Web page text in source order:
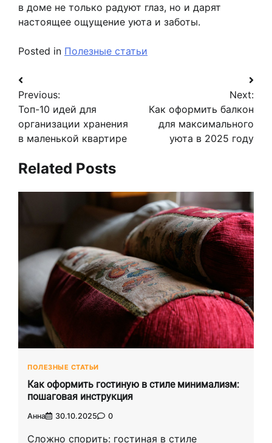
в доме не только радуют глаз, но и дарят
настоящее ощущение уюта и заботы.
Posted in Полезные статьи
Навигация
по
записям
Previous:
Топ-10 идей для
организации хранения
в маленькой квартире
Next:
Как оформить балкон
для максимального
уюта в 2025 году
Related Posts
ПОЛЕЗНЫЕ СТАТЬИ
Как оформить гостиную в стиле минимализм:
пошаговая инструкция
Анна 30.10.2025 0
Сложно спорить: гостиная в стиле